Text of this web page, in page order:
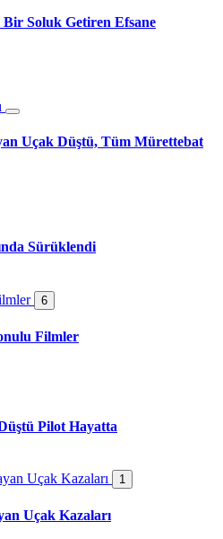
Bir Soluk Getiren Efsane
Uçak Düştü, Tüm Mürettebat
Sürüklendi
6
Filmler
Pilot Hayatta
1
Uçak Kazaları